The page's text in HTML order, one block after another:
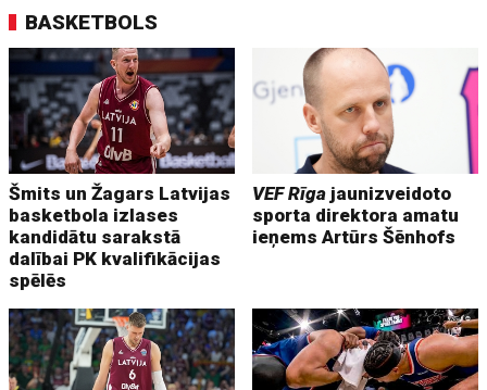
BASKETBOLS
Šmits un Žagars Latvijas
basketbola izlases
kandidātu sarakstā
dalībai PK kvalifikācijas
spēlēs
VEF Rīga jaunizveidoto
sporta direktora amatu
ieņems Artūrs Šēnhofs